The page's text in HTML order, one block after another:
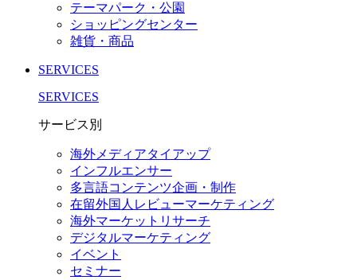
テーマパーク・公園
ショッピングセンター
雑貨・商品
SERVICES
SERVICES
サービス別
海外メディアタイアップ
インフルエンサー
多言語コンテンツ企画・制作
在留外国⼈レビューマーケティング
海外マーケットリサーチ
デジタルマーケティング
イベント
セミナー